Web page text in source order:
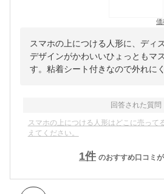
価
スマホの上につける人形に、ディ
デザインがかわいいひょっともマ
す。粘着シート付きなので外れに
回答された質問
スマホの上につける人形はどこに売って
えてください。
1件 のおすすめ口コミ